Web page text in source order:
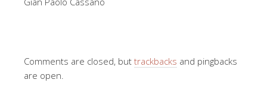
Comments are closed, but trackbacks and pingbacks
are open.